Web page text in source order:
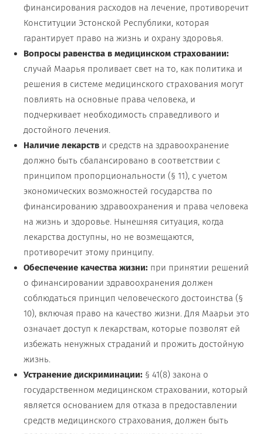
финансирования расходов на лечение, противоречит
Конституции Эстонской Республики, которая
гарантирует право на жизнь и охрану здоровья.
Вопросы равенства в медицинском страховании:
случай Маарья проливает свет на то, как политика и
решения в системе медицинского страхования могут
повлиять на основные права человека, и
подчеркивает необходимость справедливого и
достойного лечения.
Наличие лекарств и средств на здравоохранение
должно быть сбалансировано в соответствии с
принципом пропорциональности (§ 11), с учетом
экономических возможностей государства по
финансированию здравоохранения и права человека
на жизнь и здоровье. Нынешняя ситуация, когда
лекарства доступны, но не возмещаются,
противоречит этому принципу.
Обеспечение качества жизни: при принятии решений
о финансировании здравоохранения должен
соблюдаться принцип человеческого достоинства (§
10), включая право на качество жизни. Для Маарьи это
означает доступ к лекарствам, которые позволят ей
избежать ненужных страданий и прожить достойную
жизнь.
Устранение дискриминации: § 41(8) закона о
государственном медицинском страховании, который
является основанием для отказа в предоставлении
средств медицинского страхования, должен быть